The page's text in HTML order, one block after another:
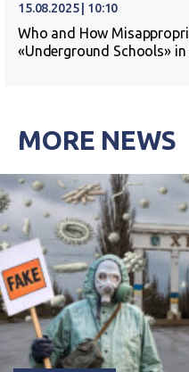
15.08.2025 | 10:10
Who and How
«Underground Schools» in
MORE NEWS